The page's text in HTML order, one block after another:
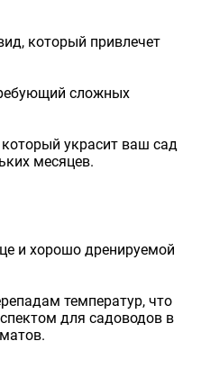
который привлечет
сложных
украсит ваш сад
месяцев.
и хорошо дренируемой
температур, что
для садоводов в